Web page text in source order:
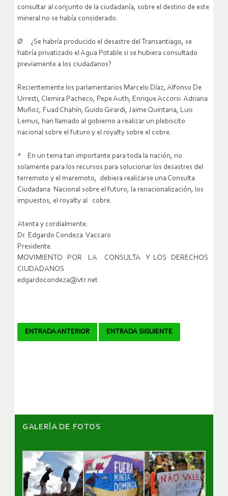
consultar al conjunto de la ciudadanía, sobre el destino de este
mineral no se había considerado.
Ø ¿Se habría producido el desastre del Transantiago, se
habría privatizado el Agua Potable si se hubiera consultado
previamente a los ciudadanos?
Recientemente los parlamentarios Marcelo Díaz, Alfonso De
Urresti, Clemira Pacheco, Pepe Auth, Enrique Accorsi Adriana
Muñoz, Fuad Chahín, Guido Girardi, Jaime Quintana, Luis
Lemus, han llamado al gobierno a realizar un plebiscito
nacional sobre el futuro y el royalty sobre el cobre.
* En un tema tan importante para toda la nación, no
solamente para los recursos para solucionar los desastres del
terremoto y el maremoto, debiera realizarse una Consulta
Ciudadana Nacional sobre el futuro, la renacionalización, los
impuestos, el royalty al cobre.
Atenta y cordialmente:
Dr. Edgardo Condeza Vaccaro
Presidente.
MOVIMIENTO POR LA CONSULTA Y LOS DERECHOS
CIUDADANOS
edgardocondeza@vtr.net
Navegador
ENTRADA ANTERIOR ENTRADA SIGUIENTE
GALERÌA DE FOTOS